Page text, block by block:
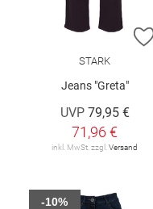
STARK
Jeans "Greta"
UVP 79,95 €
71,96 €
inkl. MwSt. zzgl. Versand
-10%